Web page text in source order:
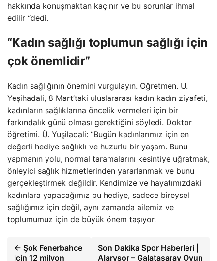
hakkında konuşmaktan kaçınır ve bu sorunlar ihmal
edilir “dedi.
“Kadın sağlığı toplumun sağlığı için
çok önemlidir”
Kadın sağlığının önemini vurgulayın. Öğretmen. Ü.
Yeşihadali, 8 Mart’taki uluslararası kadın kadın ziyafeti,
kadınların sağlıklarına öncelik vermeleri için bir
farkındalık günü olması gerektiğini söyledi. Doktor
öğretimi. Ü. Yuşiladali: “Bugün kadınlarımız için en
değerli hediye sağlıklı ve huzurlu bir yaşam. Bunu
yapmanın yolu, normal taramalarını kesintiye uğratmak,
önleyici sağlık hizmetlerinden yararlanmak ve bunu
gerçekleştirmek değildir. Kendimize ve hayatımızdaki
kadınlara yapacağımız bu hediye, sadece bireysel
sağlığımız için değil, aynı zamanda ailemiz ve
toplumumuz için de büyük önem taşıyor.
← Şok Fenerbahce
için 12 milyon
Son Dakika Spor Haberleri |
Alarysor – Galatasaray Oyun